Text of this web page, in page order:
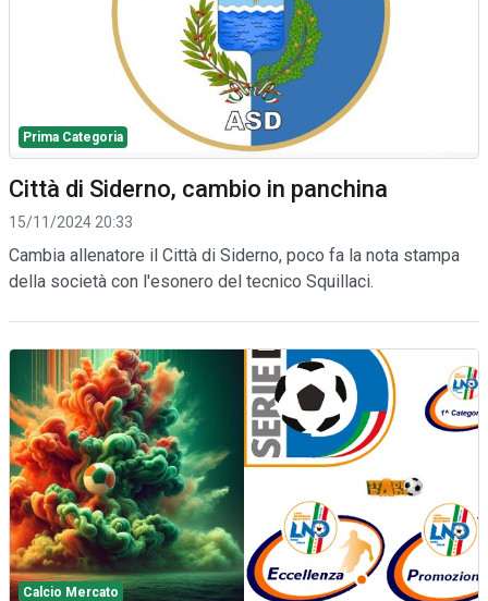
Prima Categoria
Città di Siderno, cambio in panchina
15/11/2024 20:33
Cambia allenatore il Città di Siderno, poco fa la nota stampa
della società con l'esonero del tecnico Squillaci.
Calcio Mercato